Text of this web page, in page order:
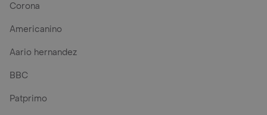
Corona
Americanino
Aario hernandez
BBC
Patprimo